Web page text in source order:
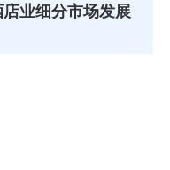
业细分市场发展